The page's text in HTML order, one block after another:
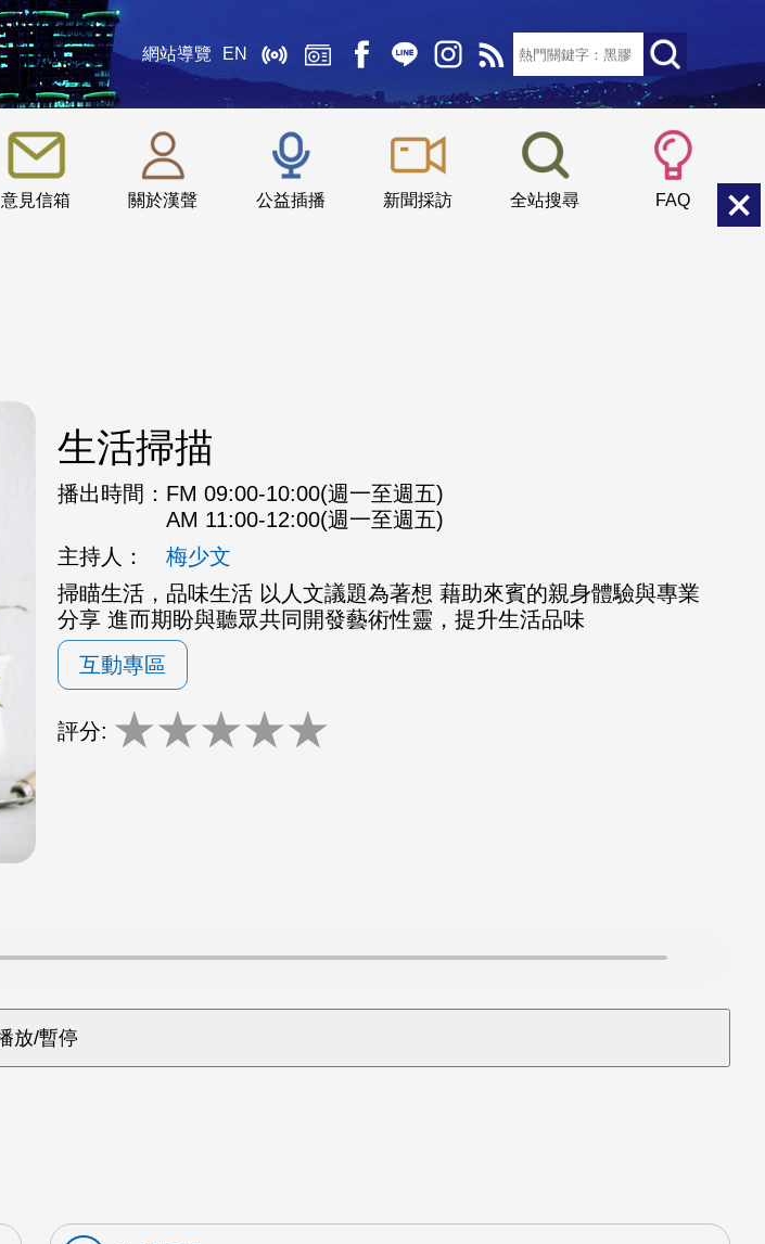
網站導覽 EN
意見信箱 關於漢聲 公益插播 新聞採訪 全站搜尋 FAQ
::: 小 中
生活掃描
播出時間： FM 09:00-10:00(週一至週五)
AM 11:00-12:00(週一至週五)
主持人：
梅少文
掃瞄生活，品味生活 以人文議題為著想 藉助來賓的親身體驗與專業
分享 進而期盼與聽眾共同開發藝術性靈，提升生活品味
互動專區
評分: ★★★★★